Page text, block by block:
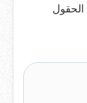
الحقول